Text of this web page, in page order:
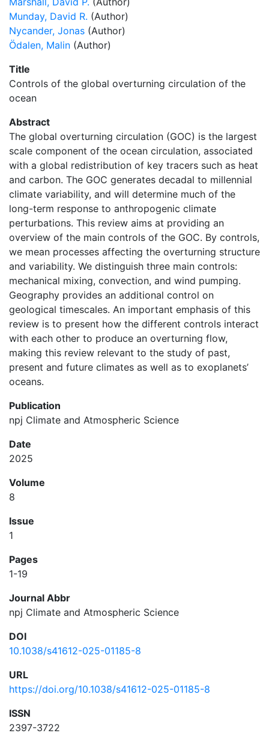
Munday, David R. (Author)
Nycander, Jonas (Author)
Ödalen, Malin (Author)
Title
Controls of the global overturning circulation of the
ocean
Abstract
The global overturning circulation (GOC) is the largest
scale component of the ocean circulation, associated
with a global redistribution of key tracers such as heat
and carbon. The GOC generates decadal to millennial
climate variability, and will determine much of the
long-term response to anthropogenic climate
perturbations. This review aims at providing an
overview of the main controls of the GOC. By controls,
we mean processes affecting the overturning structure
and variability. We distinguish three main controls:
mechanical mixing, convection, and wind pumping.
Geography provides an additional control on
geological timescales. An important emphasis of this
review is to present how the different controls interact
with each other to produce an overturning flow,
making this review relevant to the study of past,
present and future climates as well as to exoplanets’
oceans.
Publication
npj Climate and Atmospheric Science
Date
2025
Volume
8
Issue
1
Pages
1-19
Journal Abbr
npj Climate and Atmospheric Science
DOI
10.1038/s41612-025-01185-8
URL
https://doi.org/10.1038/s41612-025-01185-8
ISSN
2397-3722